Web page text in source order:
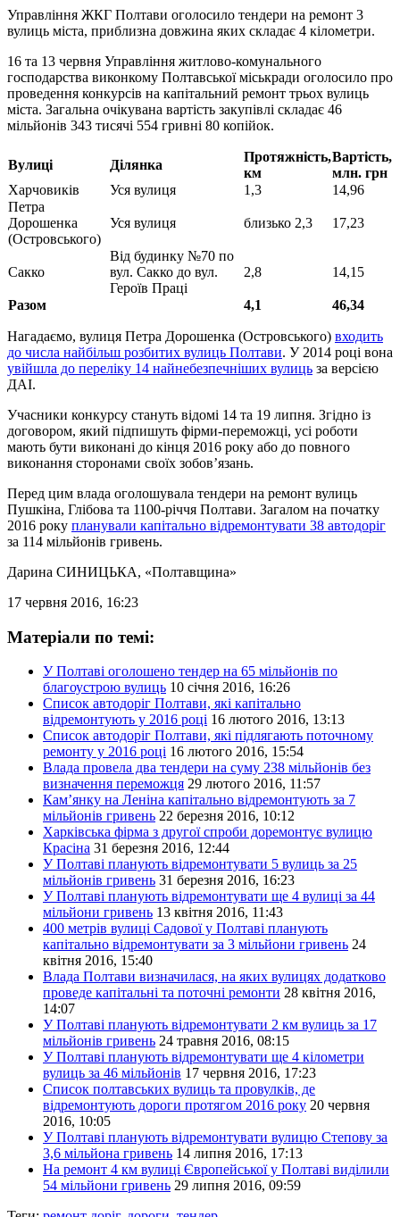
Управління ЖКГ Полтави оголосило тендери на ремонт 3
вулиць міста, приблизна довжина яких складає 4 кілометри.
16 та 13 червня Управління житлово-комунального
господарства виконкому Полтавської міськради оголосило про
проведення конкурсів на капітальний ремонт трьох вулиць
міста. Загальна очікувана вартість закупівлі складає 46
мільйонів 343 тисячі 554 гривні 80 копійок.
Вулиці Ділянка
Протяжність,
км
Вартість,
млн. грн
Харчовиків
Уся вулиця 1,3
14,96
Петра
Дорошенка
(Островського)
Уся вулиця близько 2,3 17,23
Сакко
Від будинку №70 по
вул. Сакко до вул.
Героїв Праці
2,8 14,15
Разом 4,1 46,34
Нагадаємо, вулиця Петра Дорошенка (Островського) входить
до числа найбільш розбитих вулиць Полтави. У 2014 році вона
увійшла до переліку 14 найнебезпечніших вулиць за версією
ДАІ.
Учасники конкурсу стануть відомі 14 та 19 липня. Згідно із
договором, який підпишуть фірми-переможці, усі роботи
мають бути виконані до кінця 2016 року або до повного
виконання сторонами своїх зобов’язань.
Перед цим влада оголошувала тендери на ремонт вулиць
Пушкіна, Глібова та 1100-річчя Полтави. Загалом на початку
2016 року планували капітально відремонтувати 38 автодоріг
за 114 мільйонів гривень.
Дарина СИНИЦЬКА, «Полтавщина»
17 червня 2016, 16:23
Матеріали по темі:
У Полтаві оголошено тендер на 65 мільйонів по
благоустрою вулиць 10 січня 2016, 16:26
Список автодоріг Полтави, які капітально
відремонтують у 2016 році 16 лютого 2016, 13:13
Список автодоріг Полтави, які підлягають поточному
ремонту у 2016 році 16 лютого 2016, 15:54
Влада провела два тендери на суму 238 мільйонів без
визначення переможця 29 лютого 2016, 11:57
Кам’янку на Леніна капітально відремонтують за 7
мільйонів гривень 22 березня 2016, 10:12
Харківська фірма з другої спроби доремонтує вулицю
Красіна 31 березня 2016, 12:44
У Полтаві планують відремонтувати 5 вулиць за 25
мільйонів гривень 31 березня 2016, 16:23
У Полтаві планують відремонтувати ще 4 вулиці за 44
мільйони гривень 13 квітня 2016, 11:43
400 метрів вулиці Садової у Полтаві планують
капітально відремонтувати за 3 мільйони гривень 24
квітня 2016, 15:40
Влада Полтави визначилася, на яких вулицях додатково
проведе капітальні та поточні ремонти 28 квітня 2016,
14:07
У Полтаві планують відремонтувати 2 км вулиць за 17
мільйонів гривень 24 травня 2016, 08:15
У Полтаві планують відремонтувати ще 4 кілометри
вулиць за 46 мільйонів 17 червня 2016, 17:23
Список полтавських вулиць та провулків, де
відремонтують дороги протягом 2016 року 20 червня
2016, 10:05
У Полтаві планують відремонтувати вулицю Степову за
3,6 мільйона гривень 14 липня 2016, 17:13
На ремонт 4 км вулиці Європейської у Полтаві виділили
54 мільйони гривень 29 липня 2016, 09:59